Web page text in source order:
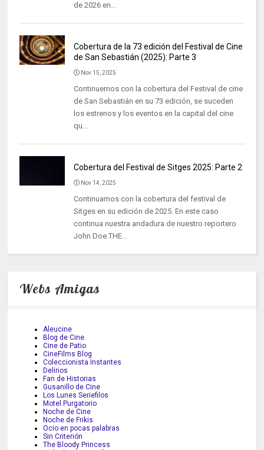
de 2026 en...
Cobertura de la 73 edición del Festival de Cine
de San Sebastián (2025): Parte 3
Nov 15, 2025
Continuemos con la cobertura del Festival de cine
de San Sebastián en su 73 edición, se suceden
los estrenos y los eventos en la capital del cine
qu...
Cobertura del Festival de Sitges 2025: Parte 2
Nov 14, 2025
Continuamos con la cobertura del festival de
Sitges en su edición de 2025. En este caso
continua nuestra andadura de nuestro reportero
John Doe.THE...
Webs Amigas
Aleucine
Blog de Cine
Cine de Patio
CineFilms Blog
Coleccionista Instantes
Delirios
Fan de Historias
Gusanillo de Cine
Los Lunes Seriefilos
Motel Purgatorio
Noche de Cine
Noche de Frikis
Ocio en pocas palabras
Sin Criterión
The Bloody Princess